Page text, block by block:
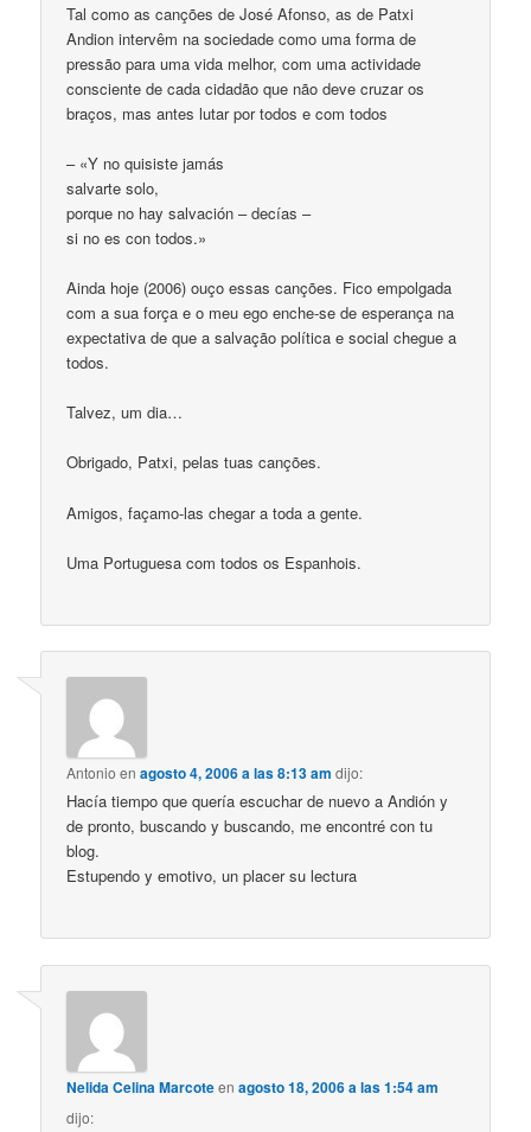
Tal como as canções de José Afonso, as de Patxi
Andion intervêm na sociedade como uma forma de
pressão para uma vida melhor, com uma actividade
consciente de cada cidadão que não deve cruzar os
braços, mas antes lutar por todos e com todos
– «Y no quisiste jamás
salvarte solo,
porque no hay salvación – decías –
si no es con todos.»
Ainda hoje (2006) ouço essas canções. Fico empolgada
com a sua força e o meu ego enche-se de esperança na
expectativa de que a salvação política e social chegue a
todos.
Talvez, um dia…
Obrigado, Patxi, pelas tuas canções.
Amigos, façamo-las chegar a toda a gente.
Uma Portuguesa com todos os Espanhois.
Antonio enagosto 4, 2006 a las 8:13 am dijo:
Hacía tiempo que quería escuchar de nuevo a Andión y
de pronto, buscando y buscando, me encontré con tu
blog.
Estupendo y emotivo, un placer su lectura
Nelida Celina Marcoteenagosto 18, 2006 a las 1:54 am
dijo: